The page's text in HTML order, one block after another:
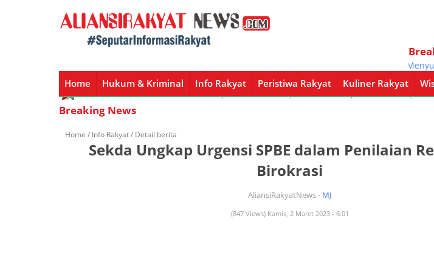
Sering
Home Hukum & Kriminal Info Rakyat Peristiwa Rakyat Kuliner Rakyat
Home Hukum & Kriminal Info Rakyat Peristiwa Rakyat Kuliner Rakyat Wisata Rakyat
Breaking News
Home / Info Rakyat/ Detail berita
Sekda Ungkap Urgensi SPBE dalam Penilaian
Birokrasi
AliansiRakyatNews - MJ
(847 Views) Kamis, 2 Maret 2023 - 6:01